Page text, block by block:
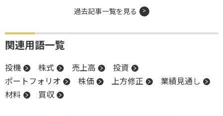
過去記事一覧を見る
関連用語一覧
投機 株式 売上高
投資
ポートフォリオ
株価 上方修正
業績見通し
材料
買収